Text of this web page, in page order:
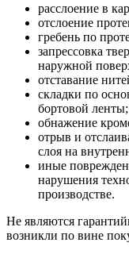
расслоение в
отслоение
гребень по
запрессовка
наружной
отставание
складки по
бортовой ленты;
обнажение
отрыв и
слоя на
иные
нарушения
производстве.
Не являются
возникли по вине